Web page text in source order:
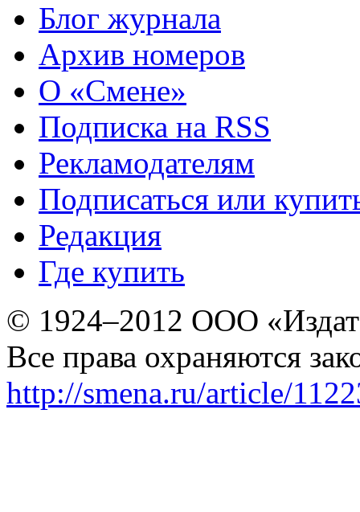
Блог журнала
Архив номеров
О «Смене»
Подписка на RSS
Рекламодателям
Подписаться или
Редакция
Где купить
© 1924–2012 ООО
Все права охраняются
http://smena.ru/article/